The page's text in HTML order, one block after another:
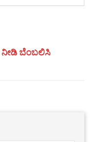
ನೀಡಿ ಬೆಂಬಲಿಸಿ